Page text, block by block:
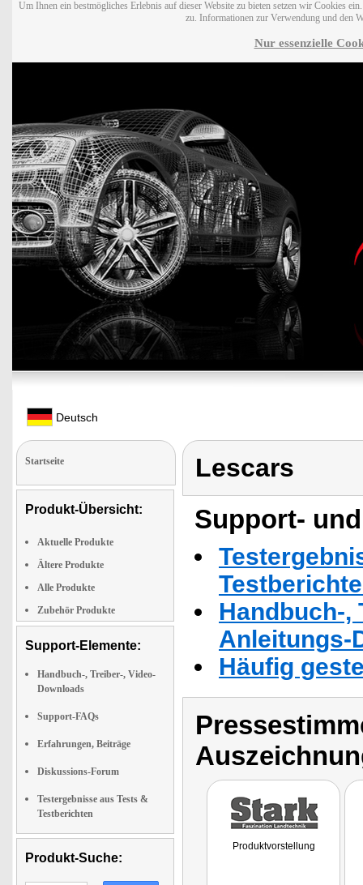
Um Ihnen ein bestmögliches Erlebnis auf dieser Website zu bieten setzen wir Cookies
zu. Informationen zur Verwendung und den
Nur essenzielle
Deutsch
Startseite
Produkt-Übersicht:
Aktuelle Produkte
Ältere Produkte
Alle Produkte
Zubehör Produkte
Support-Elemente:
Handbuch-, Treiber-, Video-
Downloads
Support-FAQs
Erfahrungen, Beiträge
Diskussions-Forum
Testergebnisse aus Tests &
Testberichten
Produkt-Suche:
Lescars
Support-
Handbuch-,
Anleitungs-
Häufig
Produktvorstellung